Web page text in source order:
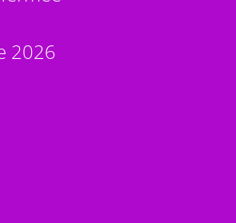
2026